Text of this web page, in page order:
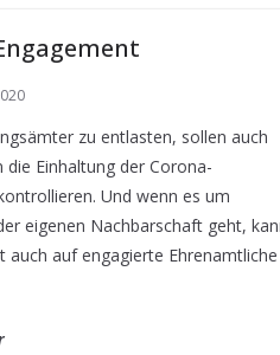
zu entlasten, sollen auch
die Einhaltung der Corona-
Und wenn es um
eigenen Nachbarschaft geht,
auch auf engagierte Ehrenamtliche